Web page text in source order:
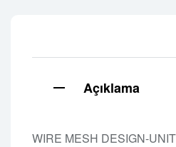
Açıklama
WIRE MESH DESIGN-